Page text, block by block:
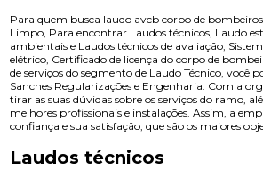
Para quem busca laudo avcb corpo de
Limpo, Para encontrar Laudos técnicos, Laudo
ambientais e Laudos técnicos de avaliação,
elétrico, Certificado de licença do corpo de
de serviços do segmento de Laudo Técnico, você
Sanches Regularizações e Engenharia. Com a
tirar as suas dúvidas sobre os serviços do ramo,
melhores profissionais e instalações. Assim, a
confiança e sua satisfação, que são os maiores
Laudos técnicos